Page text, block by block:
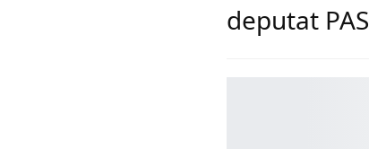
deputat PAS